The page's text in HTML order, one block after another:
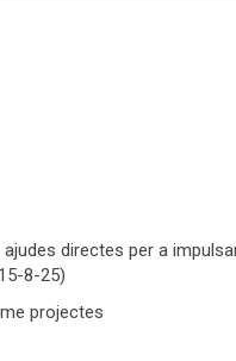
directes per a
8-25)
projectes